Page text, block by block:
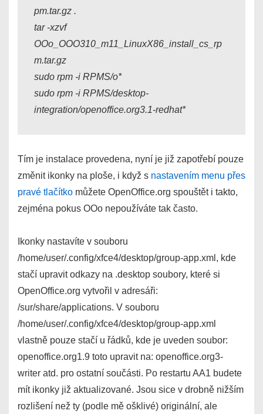
pm.tar.gz .
tar -xzvf
OOo_OOO310_m11_LinuxX86_install_cs_rp
m.tar.gz
sudo rpm -i RPMS/o*
sudo rpm -i RPMS/desktop-
integration/openoffice.org3.1-redhat*
Tím je instalace provedena, nyní je již zapotřebí pouze
změnit ikonky na ploše, i když s nastavením menu přes
pravé tlačítko můžete OpenOffice.org spouštět i takto,
zejména pokus OOo nepoužíváte tak často.
Ikonky nastavíte v souboru
/home/user/.config/xfce4/desktop/group-app.xml, kde
stačí upravit odkazy na .desktop soubory, které si
OpenOffice.org vytvořil v adresáři:
/sur/share/applications. V souboru
/home/user/.config/xfce4/desktop/group-app.xml
vlastně pouze stačí u řádků, kde je uveden soubor:
openoffice.org1.9 toto upravit na: openoffice.org3-
writer atd. pro ostatní součásti. Po restartu AA1 budete
mít ikonky již aktualizované. Jsou sice v drobně nižším
rozlišení než ty (podle mě ošklivé) originální, ale